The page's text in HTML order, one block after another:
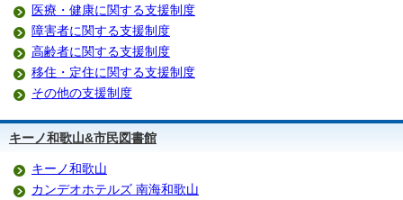
医療・健康に関する支援制度
障害者に関する支援制度
高齢者に関する支援制度
移住・定住に関する支援制度
その他の支援制度
キーノ和歌山&市民図書館
キーノ和歌山
カンデオホテルズ 南海和歌山